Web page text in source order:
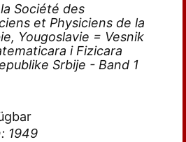
Société des
et Physiciens de la
Yougoslavie = Vesnik
i Fizicara
Srbije - Band 1
1949